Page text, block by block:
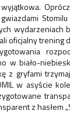
wydarzeniach
oficjalny trening
w biało-
z gryfami
w asyście
z hasłem